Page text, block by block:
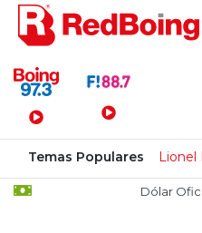
Menú
Temas Populares Lionel
Dólar Oficial: